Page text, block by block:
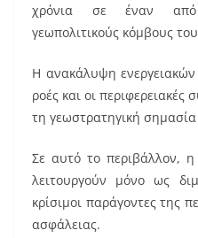
χρόνια σε έναν από
γεωπολιτικούς κόμβους
Η ανακάλυψη
ροές και οι περιφερειακές
τη γεωστρατηγική σημασία
Σε αυτό το περιβάλλον,
λειτουργούν μόνο ως
κρίσιμοι παράγοντες της
ασφάλειας.